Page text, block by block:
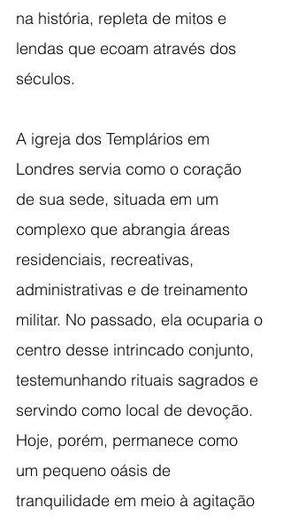
na história, repleta de mitos e
lendas que ecoam através dos
séculos.
A igreja dos Templários em
Londres servia como o coração
de sua sede, situada em um
complexo que abrangia áreas
residenciais, recreativas,
administrativas e de treinamento
militar. No passado, ela ocuparia o
centro desse intrincado conjunto,
testemunhando rituais sagrados e
servindo como local de devoção.
Hoje, porém, permanece como
um pequeno oásis de
tranquilidade em meio à agitação